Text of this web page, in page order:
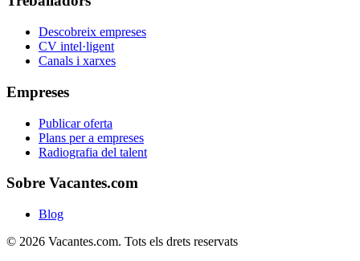
Descobreix empreses
CV intel·ligent
Canals i xarxes
Empreses
Publicar oferta
Plans per a empreses
Radiografia del talent
Sobre Vacantes.com
Blog
© 2026 Vacantes.com. Tots els drets reservats